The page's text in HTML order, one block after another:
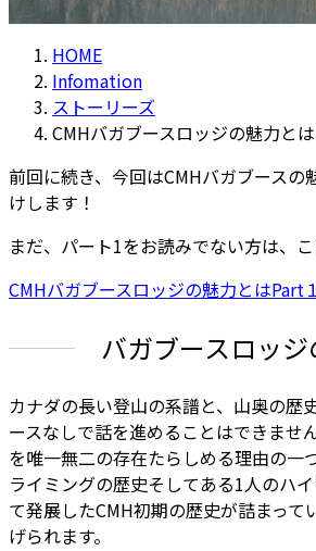
HOME
Infomation
ストーリーズ
CMHバガブースロッジの魅力と
前回に続き、今回はCMHバガブース
けします！
まだ、パート1をお読みでない方は、こ
CMHバガブースロッジの魅力とはPart
バガブースロッジ
カナダの長い登山の系譜と、山奥の歴
ースなしで話を進めることはできませ
を唯一無二の存在たらしめる理由の一
ライミングの歴史そしてある1人のハ
て発展したCMH初期の歴史が詰まって
げられます。